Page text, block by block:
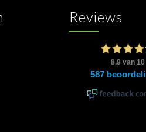
Reviews